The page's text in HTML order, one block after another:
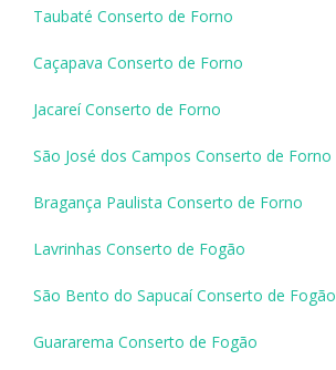
Taubaté Conserto de Forno
Caçapava Conserto de Forno
Jacareí Conserto de Forno
São José dos Campos Conserto de Forno
Bragança Paulista Conserto de Forno
Lavrinhas Conserto de Fogão
São Bento do Sapucaí Conserto de Fogão
Guararema Conserto de Fogão